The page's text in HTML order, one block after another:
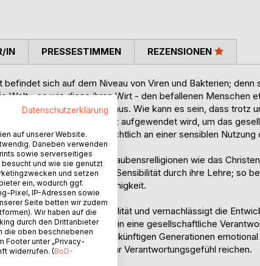
sich auf dem Niveau von Viren und Bakterien; denn
Welt - so wie diese ihren Wirt - den befallenen Menschen
und einen Ausweg daraus. Wie kann es sein, dass trotz
so wenig Intelligenz aufgewendet wird, um das
mangelt es offensichtlich an einer sensiblen Nutzung
der Gefühlssphäre; Glaubensrelligionen wie das
und ursprüngliche Sensibilität durch ihre Lehre; so
Verlust an Erkenntnisfähigkeit.
betont die Rationalität und vernachlässigt die
und reicht nicht hinein in eine gesellschaftliche
Gesellschaften und zukünftigen Generationen
ist, so weit sollte auch ihr Verantwortungsgefühl reichen.
IN PRESSESTIMMEN REZENSIONEN
Datenschutzerklärung
auf unserer Website.
Daneben verwenden
sowie serverseitiges
und wie sie genutzt
und setzen
ein, wodurch ggf.
Pixel, IP-Adressen sowie
Seite betten wir zudem
Wir haben auf die
durch den Drittanbieter
die oben beschriebenen
Footer unter „Privacy-
widerrufen. (BoD-